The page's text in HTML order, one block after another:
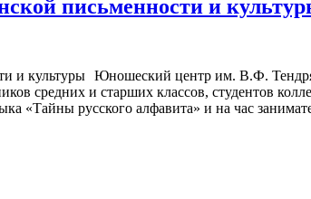
письменности и
Юношеский центр им. В.Ф.
средних и старших классов, студентов
«Тайны русского алфавита» и на час